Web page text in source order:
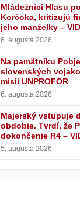
Mládežníci Hlasu
Korčoka, kritizujú
jeho manželky –
6. augusta 2026
Na pamätníku
slovenských
misii UNPROFOR
6. augusta 2026
Majerský vstupuje
obdobie. Tvrdí, že
dokončenie R4 –
5. augusta 2026